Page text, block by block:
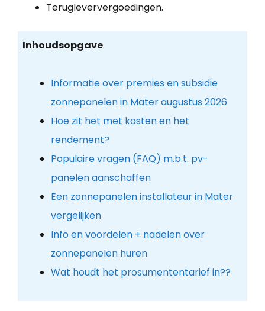
Terugleververgoedingen.
Inhoudsopgave
Informatie over premies en subsidie
zonnepanelen in Mater augustus 2026
Hoe zit het met kosten en het
rendement?
Populaire vragen (FAQ) m.b.t. pv-
panelen aanschaffen
Een zonnepanelen installateur in Mater
vergelijken
Info en voordelen + nadelen over
zonnepanelen huren
Wat houdt het prosumententarief in??